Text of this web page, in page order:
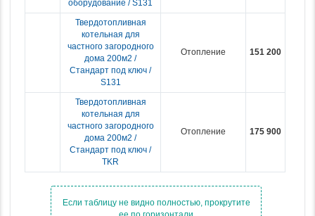
оборудование / S131
Твердотопливная
котельная для
частного загородного
дома 200м2 /
Стандарт под ключ /
S131
Отопление 151 200
Твердотопливная
котельная для
частного загородного
дома 200м2 /
Стандарт под ключ /
TKR
Отопление 175 900